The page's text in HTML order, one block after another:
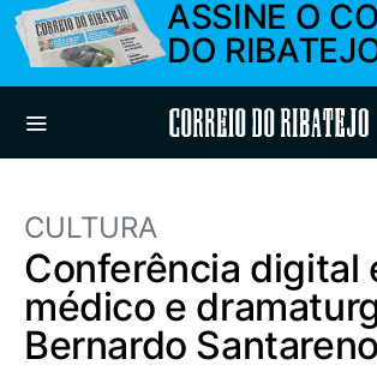
ASSINE O
DO
Correio do Ribatejo
CULTURA
Conferência digital
médico e
Bernardo Santareno